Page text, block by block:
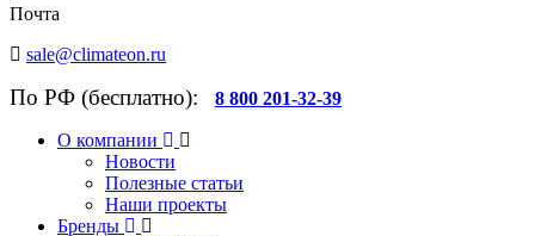
Почта
sale@climateon.ru
По РФ (бесплатно): 8 800 201-32-39
О компании
Новости
Полезные статьи
Наши проекты
Бренды